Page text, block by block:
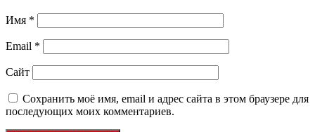
Имя *
Email *
Сайт
Сохранить моё имя, email и адрес сайта в этом браузере для
последующих моих комментариев.